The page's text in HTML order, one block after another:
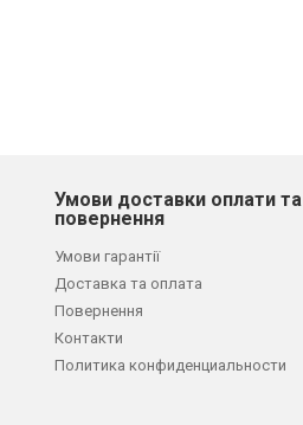
Умови доставки оплати та
повернення
Умови гарантії
Доставка та оплата
Повернення
Контакти
Политика конфиденциальности